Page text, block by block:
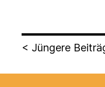
< Jüngere